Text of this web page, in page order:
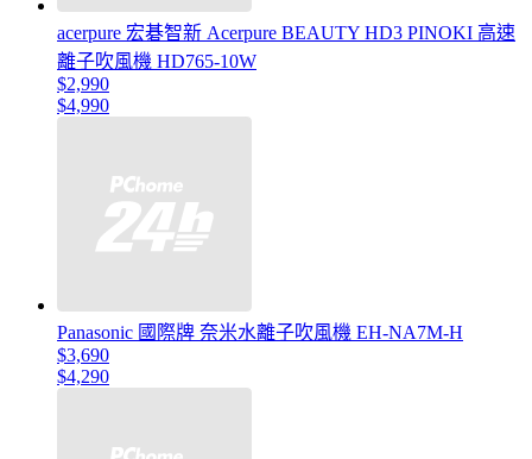
acerpure 宏碁智新 Acerpure BEAUTY HD3 PINOKI 高速
離子吹風機 HD765-10W
$2,990
$4,990
Panasonic 國際牌 奈米水離子吹風機 EH-NA7M-H
$3,690
$4,290